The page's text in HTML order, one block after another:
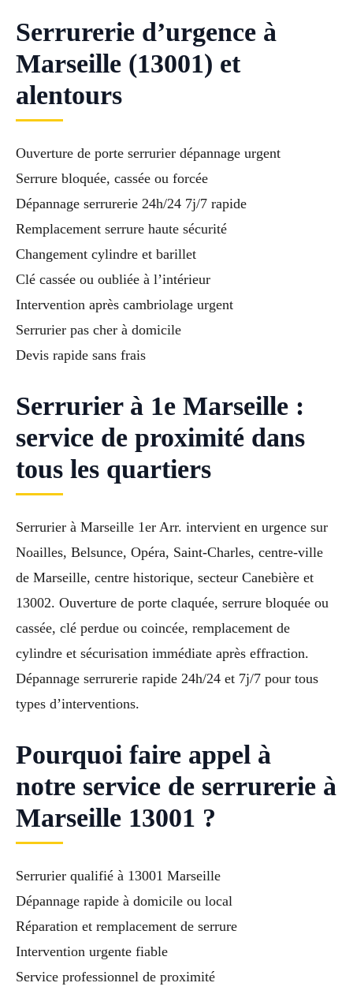
Serrurerie d’urgence à
Marseille (13001) et
alentours
Ouverture de porte serrurier dépannage urgent
Serrure bloquée, cassée ou forcée
Dépannage serrurerie 24h/24 7j/7 rapide
Remplacement serrure haute sécurité
Changement cylindre et barillet
Clé cassée ou oubliée à l’intérieur
Intervention après cambriolage urgent
Serrurier pas cher à domicile
Devis rapide sans frais
Serrurier à 1e Marseille :
service de proximité dans
tous les quartiers
Serrurier à Marseille 1er Arr. intervient en urgence sur
Noailles, Belsunce, Opéra, Saint-Charles, centre-ville
de Marseille, centre historique, secteur Canebière et
13002. Ouverture de porte claquée, serrure bloquée ou
cassée, clé perdue ou coincée, remplacement de
cylindre et sécurisation immédiate après effraction.
Dépannage serrurerie rapide 24h/24 et 7j/7 pour tous
types d’interventions.
Pourquoi faire appel à
notre service de serrurerie à
Marseille 13001 ?
Serrurier qualifié à 13001 Marseille
Dépannage rapide à domicile ou local
Réparation et remplacement de serrure
Intervention urgente fiable
Service professionnel de proximité